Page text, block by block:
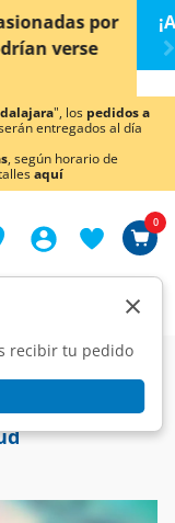
Daclic aquípara
", los pedidos a
entregados al día
, según horario de
aquí
recibir tu pedido
×
0
de